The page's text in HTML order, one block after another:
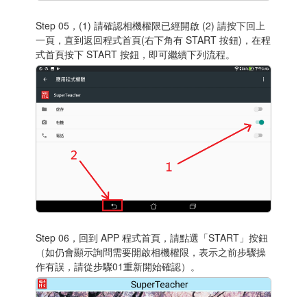
Step 05，(1) 請確認相機權限已經開啟 (2) 請按下回上
一頁，直到返回程式首頁(右下角有 START 按鈕)，在程
式首頁按下 START 按鈕，即可繼續下列流程。
Step 06，回到 APP 程式首頁，請點選「START」按鈕
（如仍會顯示詢問需要開啟相機權限，表示之前步驟操
作有誤，請從步驟01重新開始確認）。